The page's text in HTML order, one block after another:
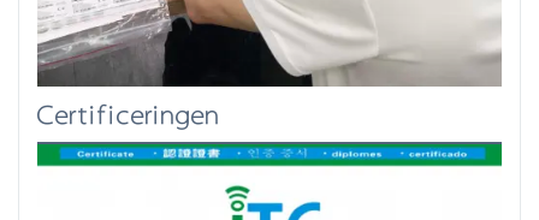
Certificeringen